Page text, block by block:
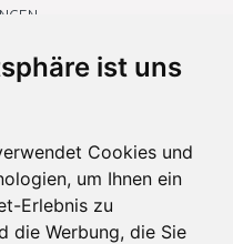
ist uns
Cookies und
um Ihnen ein
Erlebnis zu
die Werbung, die Sie